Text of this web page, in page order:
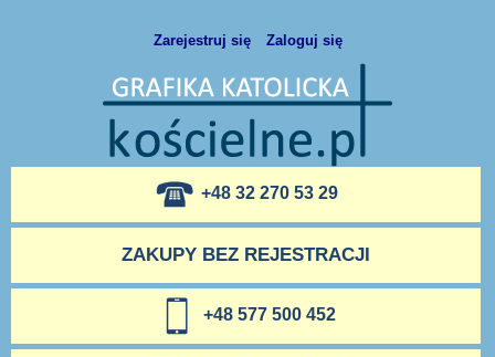
Zarejestruj się Zaloguj się
+48 32 270 53 29
ZAKUPY BEZ REJESTRACJI
+48 577 500 452